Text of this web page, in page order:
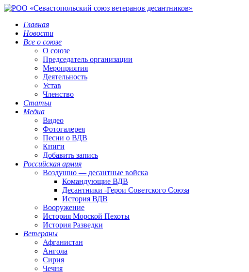
Главная
Новости
Все о союзе
О союзе
Председатель организации
Мероприятия
Деятельность
Устав
Членство
Статьи
Медиа
Видео
Фотогалерея
Песни о ВДВ
Книги
Добавить запись
Российская армия
Воздушно — десантные войска
Командующие ВДВ
Десантники -Герои Советского Союза
История ВДВ
Вооружение
История Морской Пехоты
История Разведки
Ветераны
Афганистан
Ангола
Сирия
Чечня